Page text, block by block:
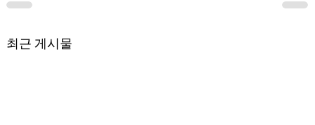
최근 게시물